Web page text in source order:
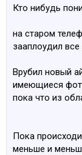
Кто нибудь
на старом
зааплоудил
Врубил новый
имеющиеся
пока что из
Пока
меньше и